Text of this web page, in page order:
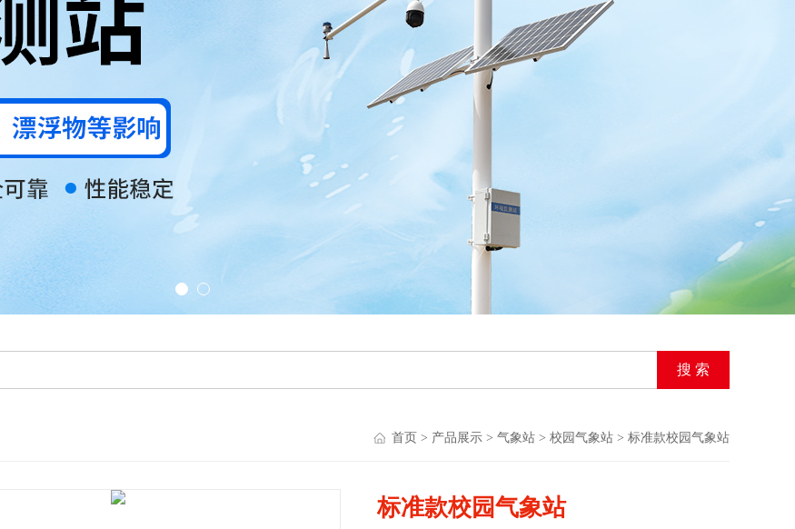
首页 > 产品展示 > 气象站 > 校园气象站 > 标准款校园气象站
标准款校园气象站